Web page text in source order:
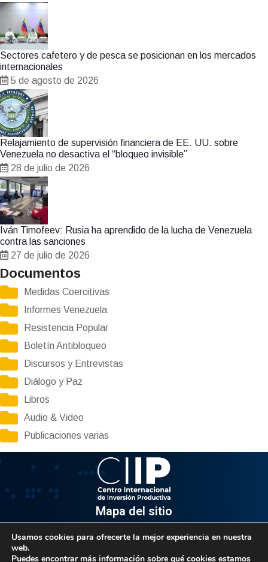
Sectores cafetero y de pesca se posicionan en los mercados
internacionales
5 de agosto de 2026
Relajamiento de supervisión financiera de EE. UU. sobre
Venezuela no desactiva el “bloqueo invisible”
28 de julio de 2026
Iván Timofeev: Rusia ha aprendido de la lucha de Venezuela
contra las sanciones
27 de julio de 2026
Documentos
Medidas Coercitivas
Informes Venezuela
Resistencia Popular
Boletín Antibloqueo
Discursos y Entrevistas
Diálogo y Paz
Libros
Audio & Video
Publicaciones varias
Mapa del sitio
Usamos cookies para ofrecerte la mejor experiencia en nuestra
web.
Puedes encontrar más información sobre qué cookies estamos